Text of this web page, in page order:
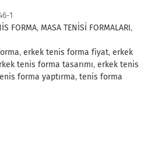
1
FORMA, MASA TENİSİ FORMALARI,
, erkek tenis forma fiyat, erkek
tenis forma tasarımı, erkek tenis
forma yaptırma, tenis forma